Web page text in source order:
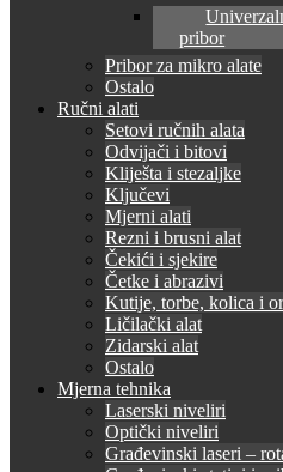
pribor
Pribor za mikro alate
Ostalo
Ručni alati
Setovi ručnih alata
Odvijači i bitovi
Kliješta i stezaljke
Ključevi
Mjerni alati
Rezni i brusni alat
Čekići i sjekire
Četke i abrazivi
Kutije, torbe, kolica i
Ličilački alat
Zidarski alat
Ostalo
Mjerna tehnika
Laserski niveliri
Optički niveliri
Građevinski laseri –